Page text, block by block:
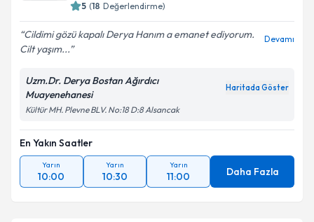
5 (18 Değerlendirme)
Cildimi gözü kapalı Derya Hanım a emanet ediyorum.
Cilt yaşım...
Devamı
Uzm.Dr. Derya Bostan Ağırdıcı
Muayenehanesi
Haritada Göster
Kültür MH. Plevne BLV. No:18 D:8 Alsancak
En Yakın Saatler
Yarın
10:00
Yarın
10:30
Yarın
11:00 Daha Fazla